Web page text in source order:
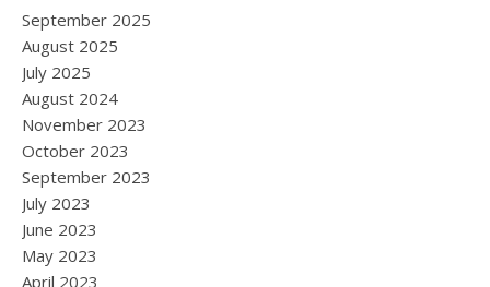
September 2025
August 2025
July 2025
August 2024
November 2023
October 2023
September 2023
July 2023
June 2023
May 2023
April 2023